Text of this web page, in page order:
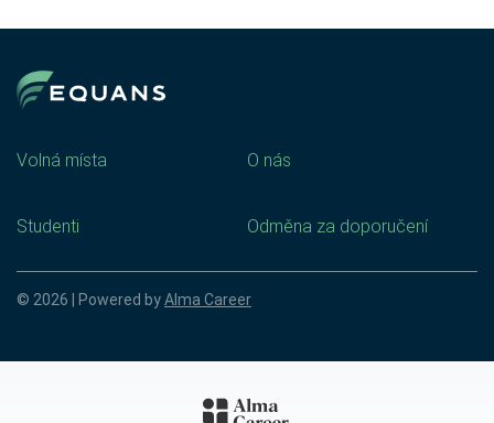
Volná místa O nás
Studenti Odměna za doporučení
© 2026 | Powered byAlma Career